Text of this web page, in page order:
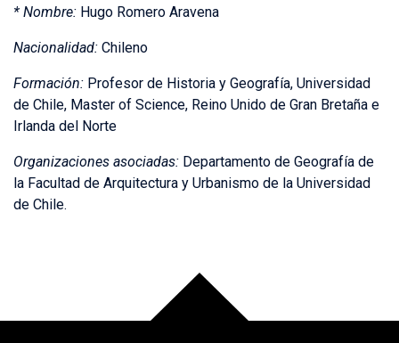
* Nombre: Hugo Romero Aravena
Nacionalidad: Chileno
Formación: Profesor de Historia y Geografía, Universidad
de Chile, Master of Science, Reino Unido de Gran Bretaña e
Irlanda del Norte
Organizaciones asociadas: Departamento de Geografía de
la Facultad de Arquitectura y Urbanismo de la Universidad
de Chile.